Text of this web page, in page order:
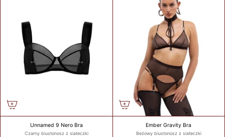
Unnamed 9 Nero Bra
Czarny biustonosz z siateczki
Ember Gravity Bra
Beżowy biustonosz z siateczki